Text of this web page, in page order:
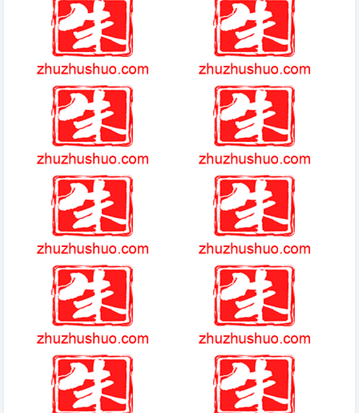
黄金太阳1摇奖奖品 dnf女鬼剑冥光天羽套
梦幻西游变身卡详细介绍2023 月圆之旅详细攻略
蕾欧娜手感最好的皮肤 艾尔之光4399
千炮街机金蟾捕鱼游戏 红警视频